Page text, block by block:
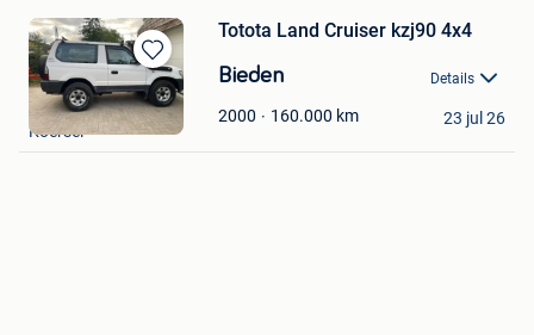
Bewaren
in
Mijn
Favorieten
Totota Land Cruiser kzj90 4x4
Bieden Details
2000 160.000 km
Kevin
Koersel
23 jul 26